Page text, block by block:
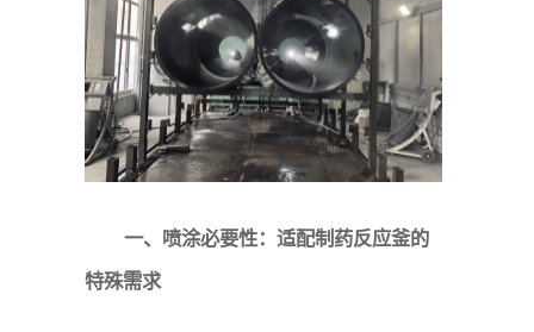
一、喷涂必要性：适配制药反应釜的
特殊需求